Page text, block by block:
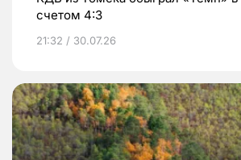
счетом 4:3
21:32 / 30.07.26